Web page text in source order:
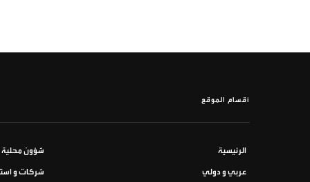
أقسام الموقع
الرئيسية شؤون محلية
عربي و دولي شركات و